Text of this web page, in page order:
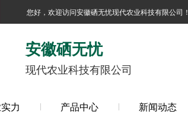
您好，欢迎访问安徽硒无忧现代农业科技有限公司！
安徽硒无忧
现代农业科技有限公司
力 产品中心 新闻动态